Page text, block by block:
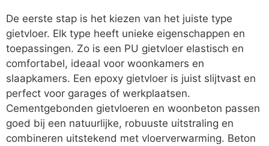
De eerste stap is het kiezen van het juiste type
gietvloer. Elk type heeft unieke eigenschappen en
toepassingen. Zo is een PU gietvloer elastisch en
comfortabel, ideaal voor woonkamers en
slaapkamers. Een epoxy gietvloer is juist slijtvast en
perfect voor garages of werkplaatsen.
Cementgebonden gietvloeren en woonbeton passen
goed bij een natuurlijke, robuuste uitstraling en
combineren uitstekend met vloerverwarming. Beton